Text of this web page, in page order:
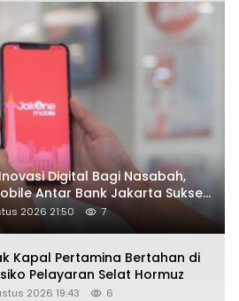
Digital Bagi Nasabah,
Antar Bank Jakarta Sukses
Excellence Awards 2026
2026 21:50 7
Kapal Pertamina Bertahan di
Pelayaran Selat Hormuz
2026 19:43 6